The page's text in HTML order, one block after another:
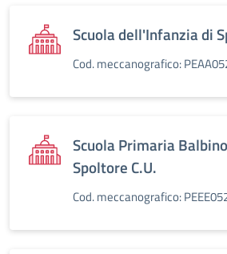
Scuola dell'Infanzia di
Cod. meccanografico:
Scuola Primaria
Spoltore C.U.
Cod. meccanografico: